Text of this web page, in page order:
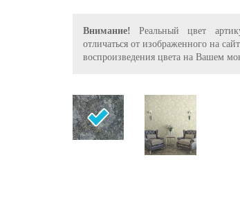
Внимание! Реальный цвет
отличаться от изображенного на
воспроизведения цвета на Вашем